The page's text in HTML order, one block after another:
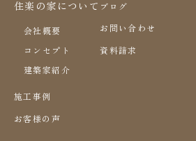
住楽の家について
会社概要
コンセプト
建築家紹介
施工事例
お客様の声
ブログ
お問い合わせ
資料請求